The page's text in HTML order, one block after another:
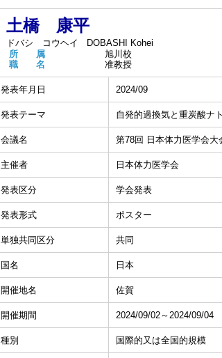
土橋 康平
ドバシ コウヘイ
DOBASHI Kohei
所 属
旭川校
職 名
准教授
発表年月日 2024/09
発表テーマ 自発的過換気と重炭酸ナ
会議名 第78回 日本体力医学会大
主催者 日本体力医学会
発表区分 学会発表
発表形式 ポスター
単独共同区分 共同
国名 日本
開催地名 佐賀
開催期間 2024/09/02～2024/09/04
種別 国際的又は全国的規模